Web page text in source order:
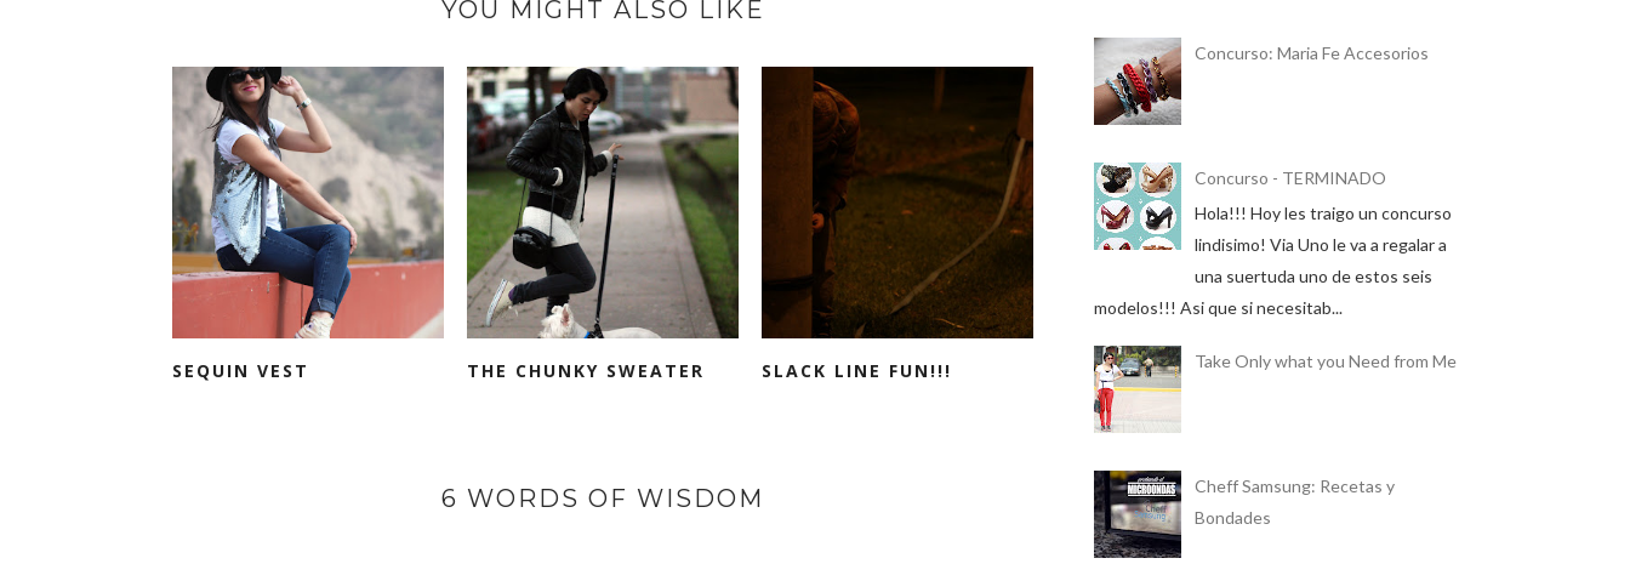
YOU MIGHT ALSO LIKE
SEQUIN VEST THE CHUNKY SWEATER SLACK LINE FUN!!!
6 WORDS OF WISDOM
Concurso: Maria Fe Accesorios
Concurso - TERMINADO
Hola!!! Hoy les traigo un concurso
lindisimo! Via Uno le va a regalar a
una suertuda uno de estos seis
modelos!!! Asi que si necesitab...
Take Only what you Need from Me
Cheff Samsung: Recetas y
Bondades